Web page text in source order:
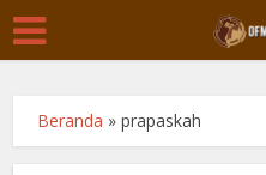
Beranda »prapaskah